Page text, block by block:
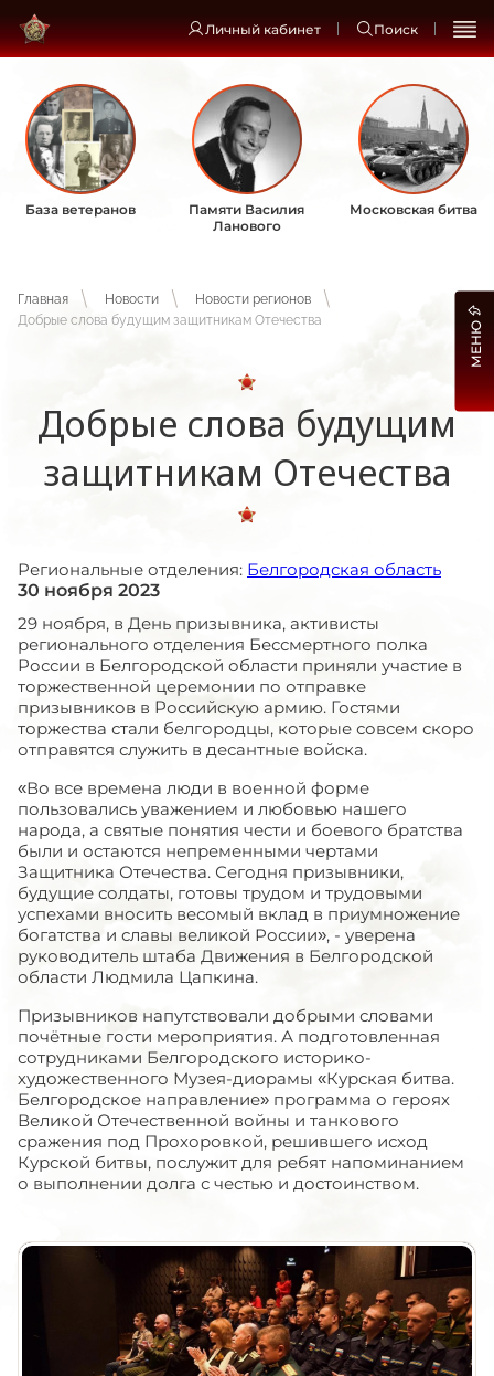
Личный кабинет Поиск
База ветеранов
Памяти Василия
Ланового
Московская битва
Главная Новости
Новости регионов
Добрые слова будущим защитникам Отечества
Добрые слова будущим
защитникам Отечества
Региональные отделения: Белгородская область
30 ноября 2023
29 ноября, в День призывника, активисты
регионального отделения Бессмертного полка
России в Белгородской области приняли участие в
торжественной церемонии по отправке
призывников в Российскую армию. Гостями
торжества стали белгородцы, которые совсем скоро
отправятся служить в десантные войска.
«Во все времена люди в военной форме
пользовались уважением и любовью нашего
народа, а святые понятия чести и боевого братства
были и остаются непременными чертами
Защитника Отечества. Сегодня призывники,
будущие солдаты, готовы трудом и трудовыми
успехами вносить весомый вклад в приумножение
богатства и славы великой России», - уверена
руководитель штаба Движения в Белгородской
области Людмила Цапкина.
Призывников напутствовали добрыми словами
почётные гости мероприятия. А подготовленная
сотрудниками Белгородского историко-
художественного Музея-диорамы «Курская битва.
Белгородское направление» программа о героях
Великой Отечественной войны и танкового
сражения под Прохоровкой, решившего исход
Курской битвы, послужит для ребят напоминанием
о выполнении долга с честью и достоинством.
МЕНЮ